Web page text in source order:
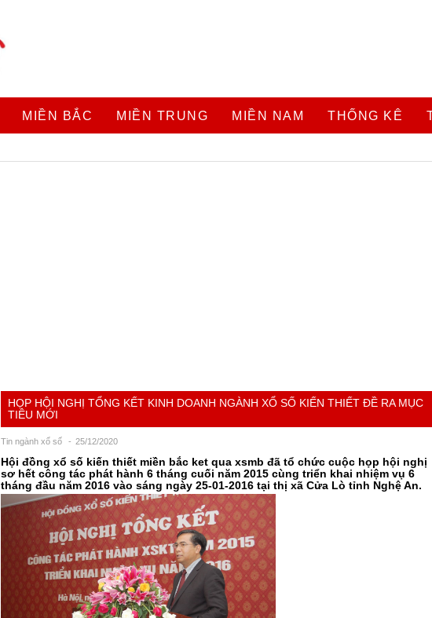
MIỀN BẮC MIỀN TRUNG MIỀN NAM THỐNG KÊ
HỌP HỘI NGHỊ TỔNG KẾT KINH DOANH NGÀNH XỔ SỐ KIẾN THIẾT ĐỀ RA MỤC
TIÊU MỚI
Tin ngành xổ số 25/12/2020
Hội đồng xổ số kiến thiết miền bắc ket qua xsmb đã tổ chức cuộc họp hội nghị
sơ hết công tác phát hành 6 tháng cuối năm 2015 cùng triển khai nhiệm vụ 6
tháng đầu năm 2016 vào sáng ngày 25-01-2016 tại thị xã Cửa Lò tỉnh Nghệ An.